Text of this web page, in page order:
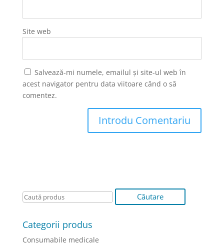
Site web
Salvează-mi numele, emailul și site-ul web în
acest navigator pentru data viitoare când o să
comentez.
Categorii produs
Consumabile medicale